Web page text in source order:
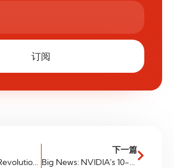
订阅
Join the Forex Revolution: Exclusive Workshops with Vladimir Ribakov, hosted by Dr. James Liburd
下一篇
Big News: NVIDIA’s 10-for-1 Stock Split is Here!